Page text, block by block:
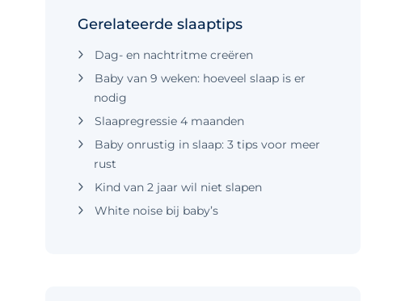
Gerelateerde slaaptips
Dag- en nachtritme creëren
Baby van 9 weken: hoeveel slaap is er
nodig
Slaapregressie 4 maanden
Baby onrustig in slaap: 3 tips voor meer
rust
Kind van 2 jaar wil niet slapen
White noise bij baby’s